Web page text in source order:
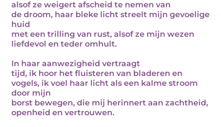
alsof ze weigert afscheid te nemen van
de droom, haar bleke licht streelt mijn gevoelige
huid
met een trilling van rust, alsof ze mijn wezen
liefdevol en teder omhult.
In haar aanwezigheid vertraagt
tijd, ik hoor het fluisteren van bladeren en
vogels, ik voel haar licht als een kalme stroom
door mijn
borst bewegen, die mij herinnert aan zachtheid,
openheid en vertrouwen.